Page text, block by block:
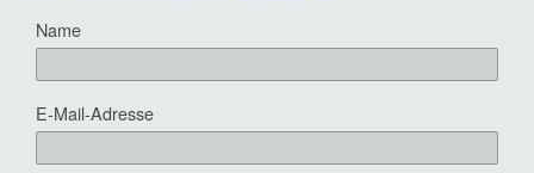
Name
E-Mail-Adresse